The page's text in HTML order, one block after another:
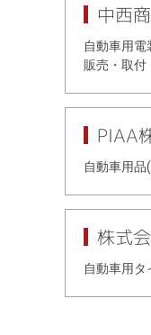
中西
自動車用
販売・取付
PIAA
自動車用
株式
自動車用タ